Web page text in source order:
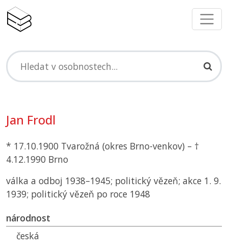
Jan Frodl
* 17.10.1900 Tvarožná (okres Brno-venkov) – †
4.12.1990 Brno
válka a odboj 1938–1945; politický vězeň; akce 1. 9.
1939; politický vězeň po roce 1948
národnost
česká